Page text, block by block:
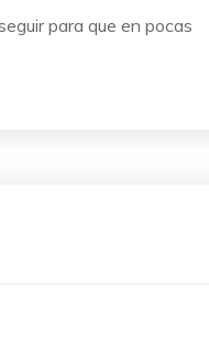
para que en pocas